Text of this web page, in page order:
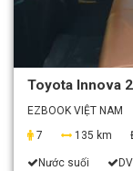
Toyota Innova
EZBOOK VIỆT NAM
7
135 km
Nước suối